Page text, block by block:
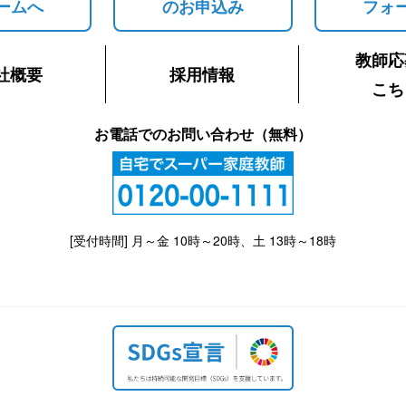
ムへ のお申込み フォ
概要 採用情報
教師
こ
お電話でのお問い合わせ（無料）
[受付時間] 月～金 10時～20時、土 13時～18時